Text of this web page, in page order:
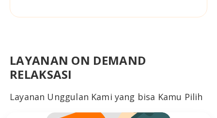
LAYANAN ON DEMAND
RELAKSASI
Layanan Unggulan Kami yang bisa Kamu Pilih